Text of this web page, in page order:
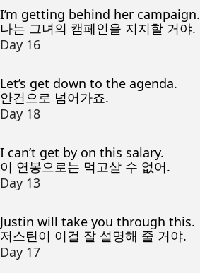
I’m getting behind her campaign.
나는 그녀의 캠페인을 지지할 거야.
Day 16
Let’s get down to the agenda.
안건으로 넘어가죠.
Day 18
I can’t get by on this salary.
이 연봉으로는 먹고살 수 없어.
Day 13
Justin will take you through this.
저스틴이 이걸 잘 설명해 줄 거야.
Day 17